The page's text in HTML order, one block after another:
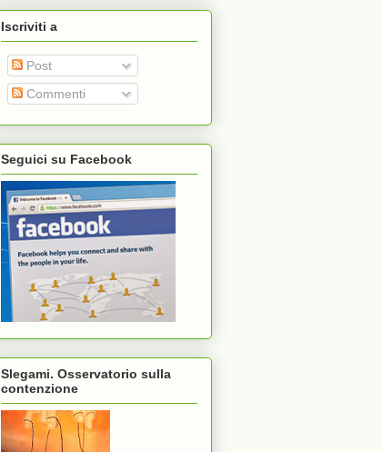
Iscriviti a
Post
Commenti
Seguici su Facebook
Slegami. Osservatorio sulla
contenzione